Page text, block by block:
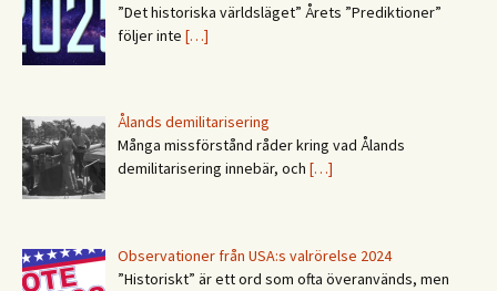
”Det historiska världsläget” Årets ”Prediktioner”
följer inte […]
Ålands demilitarisering
Många missförstånd råder kring vad Ålands
demilitarisering innebär, och […]
Observationer från USA:s valrörelse 2024
”Historiskt” är ett ord som ofta överanvänds, men